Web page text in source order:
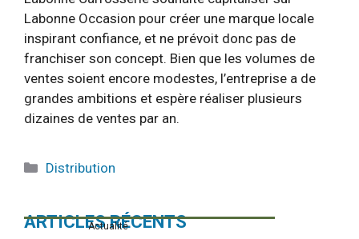
Labonne Occasion pour créer une marque locale
inspirant confiance, et ne prévoit donc pas de
franchiser son concept. Bien que les volumes de
ventes soient encore modestes, l’entreprise a de
grandes ambitions et espère réaliser plusieurs
dizaines de ventes par an.
Catégories
Distribution
ARTICLES RÉCENTS
Actualité